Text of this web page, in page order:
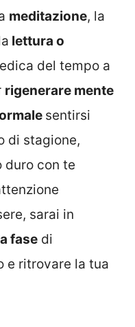
meditazione, la
lettura o
del tempo a
rigenerare mente
sentirsi
di stagione,
duro con te
sarai in
fase di
e ritrovare la tua